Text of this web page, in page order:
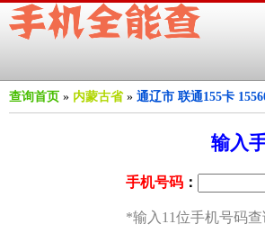
查询首页 » 内蒙古省 » 通辽市 联通155卡
输入